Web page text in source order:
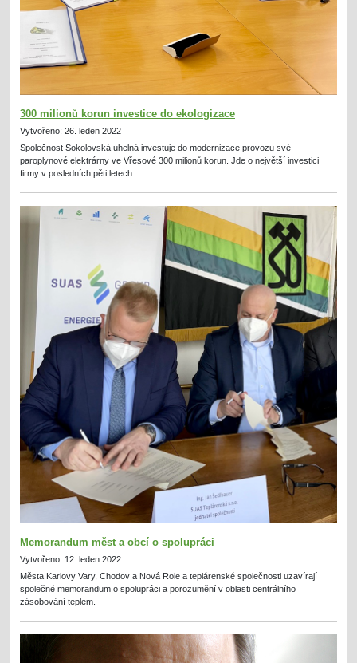
300 milionů korun investice do ekologizace
Vytvořeno: 26. leden 2022
Společnost Sokolovská uhelná investuje do modernizace provozu své
paroplynové elektrárny ve Vřesové 300 milionů korun. Jde o největší investici
firmy v posledních pěti letech.
Memorandum měst a obcí o spolupráci
Vytvořeno: 12. leden 2022
Města Karlovy Vary, Chodov a Nová Role a teplárenské společnosti uzavírají
společné memorandum o spolupráci a porozumění v oblasti centrálního
zásobování teplem.